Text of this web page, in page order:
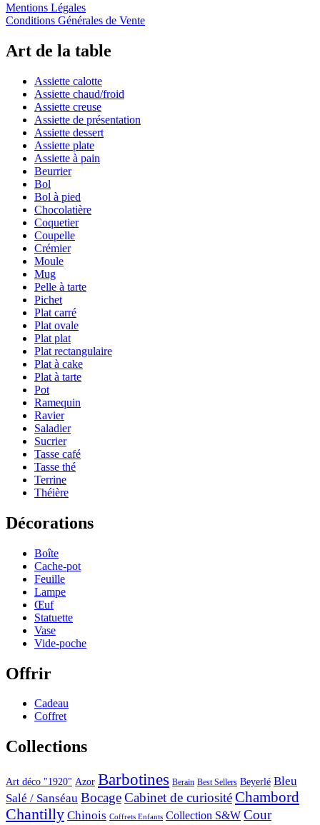
Mentions Légales
Conditions Générales de Vente
Art de la table
Assiette calotte
Assiette chaud/froid
Assiette creuse
Assiette de présentation
Assiette dessert
Assiette plate
Assiette à pain
Beurrier
Bol
Bol à pied
Chocolatière
Coquetier
Coupelle
Crémier
Moule
Mug
Pelle à tarte
Pichet
Plat carré
Plat ovale
Plat plat
Plat rectangulaire
Plat à cake
Plat à tarte
Pot
Ramequin
Ravier
Saladier
Sucrier
Tasse café
Tasse thé
Terrine
Théière
Décorations
Boîte
Cache-pot
Feuille
Lampe
Œuf
Statuette
Vase
Vide-poche
Offrir
Cadeau
Coffret
Collections
Art déco "1920" Azor Barbotines Berain Best Sellers Beyerlé Bleu
Salé / Sanséau BocageCabinet de curiositéChambord
Chantilly Chinois Coffrets Enfants Collection S&W Cour